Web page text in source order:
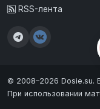
RSS-лента
© 2008–2026 Dosie.su.
При использовании